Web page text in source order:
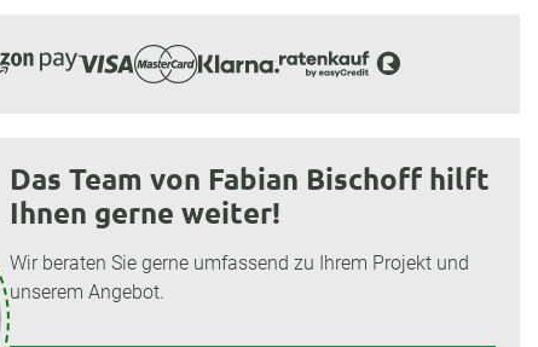
Das Team von Fabian Bischoff hilft
Ihnen gerne weiter!
Wir beraten Sie gerne umfassend zu Ihrem Projekt und
unserem Angebot.